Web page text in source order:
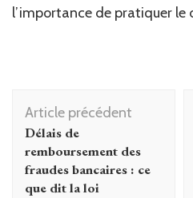
l’importance de pratiquer le
Navigation
d'article
Article précédent
Délais de
remboursement des
fraudes bancaires : ce
que dit la loi